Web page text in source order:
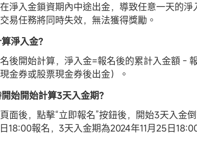
淨入金鎖資期內中途出金，導致任意一天的淨
易任務將同時失效，無法獲得獎勵。
淨入金？
後開始計算，淨入金=報名後的累計入金額 -
金券或股票現金券後出金）。
始開始計算3天入金期？
面後，點擊“立即報名”按鈕後，開始3天入金
18:00報名，3天入金期為2024年11月25日